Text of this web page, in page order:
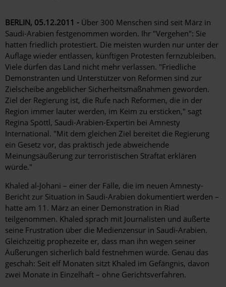
BERLIN, 05.12.2011 - Über 300 Menschen sind seit März in
Saudi-Arabien festgenommen worden. Ihr "Vergehen": Sie
hatten friedlich protestiert. Die meisten wurden nur unter der
Auflage wieder entlassen, künftigen Protesten fernzubleiben.
Viele dürfen das Land nicht mehr verlassen. "Friedliche
Demonstranten und Unterstützer von Reformen sind zur
Zielscheibe angeblicher Sicherheitsmaßnahmen geworden.
Ziel der Regierung ist, die Rufe nach Reformen, die in der
Region immer lauter werden, im Keim zu ersticken," sagt
Regina Spöttl, Saudi-Arabien-Expertin bei Amnesty
International. "Mit dem gleichen Ziel bereitet die Regierung
ein Gesetz vor, das praktisch jede abweichende
Meinungsäußerung zur terroristischen Straftat erklären
würde."
Khaled al-Johani – einer der Fälle, die im neuen Amnesty-
Bericht zur Situation in Saudi-Arabien dokumentiert werden –
hatte am 11. März an einer Demonstration in Riad
teilgenommen. Khaled sprach mit Journalisten und äußerte
seine Frustration über die Medienzensur in Saudi-Arabien.
Gleichzeitig prophezeite er, dass man ihn wegen seiner
Äußerungen sicherlich bald festnehmen würde. Genau das
geschah: Seit elf Monaten sitzt Khaled im Gefängnis, davon
zwei Monate in Einzelhaft – ohne Gerichtsverfahren.